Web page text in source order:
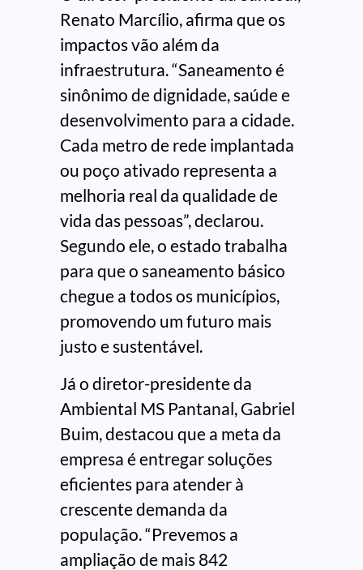
Renato Marcílio, afirma que os
impactos vão além da
infraestrutura. “Saneamento é
sinônimo de dignidade, saúde e
desenvolvimento para a cidade.
Cada metro de rede implantada
ou poço ativado representa a
melhoria real da qualidade de
vida das pessoas”, declarou.
Segundo ele, o estado trabalha
para que o saneamento básico
chegue a todos os municípios,
promovendo um futuro mais
justo e sustentável.
Já o diretor-presidente da
Ambiental MS Pantanal, Gabriel
Buim, destacou que a meta da
empresa é entregar soluções
eficientes para atender à
crescente demanda da
população. “Prevemos a
ampliação de mais 842